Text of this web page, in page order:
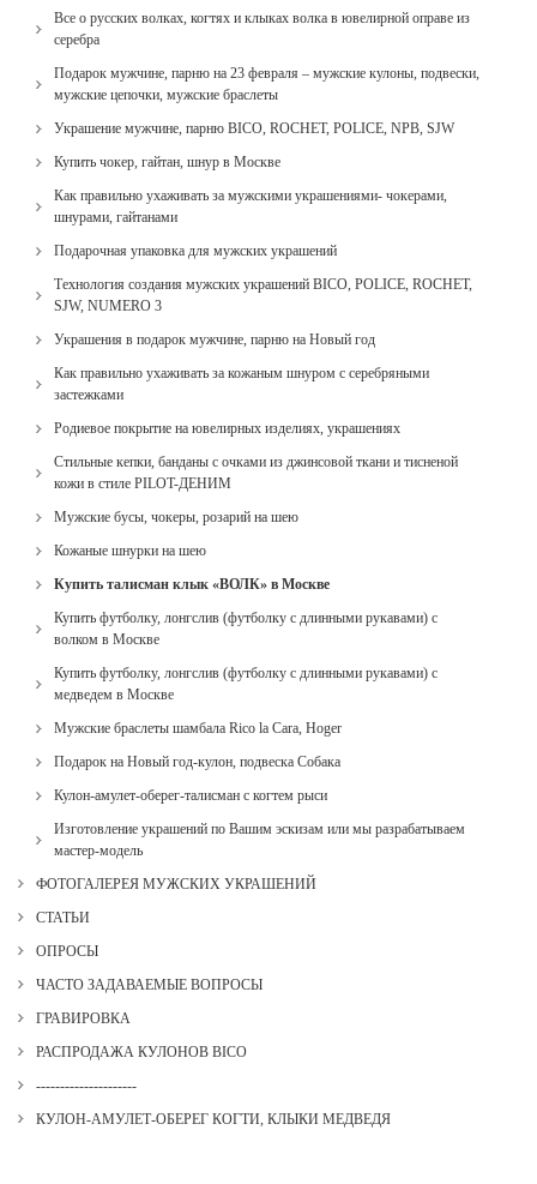
Все о русских волках, когтях и клыках волка в ювелирной оправе из
серебра
Подарок мужчине, парню на 23 февраля – мужские кулоны, подвески,
мужские цепочки, мужские браслеты
Украшение мужчине, парню BICO, ROCHET, POLICE, NPB, SJW
Купить чокер, гайтан, шнур в Москве
Как правильно ухаживать за мужскими украшениями- чокерами,
шнурами, гайтанами
Подарочная упаковка для мужских украшений
Технология создания мужских украшений BICO, POLICE, ROCHET,
SJW, NUMERO 3
Украшения в подарок мужчине, парню на Новый год
Как правильно ухаживать за кожаным шнуром с серебряными
застежками
Родиевое покрытие на ювелирных изделиях, украшениях
Стильные кепки, банданы с очками из джинсовой ткани и тисненой
кожи в стиле PILOT-ДЕНИМ
Мужские бусы, чокеры, розарий на шею
Кожаные шнурки на шею
Купить талисман клык «ВОЛК» в Москве
Купить футболку, лонгслив (футболку с длинными рукавами) с
волком в Москве
Купить футболку, лонгслив (футболку с длинными рукавами) с
медведем в Москве
Мужские браслеты шамбала Rico la Cara, Hoger
Подарок на Новый год-кулон, подвеска Собака
Кулон-амулет-оберег-талисман с когтем рыси
Изготовление украшений по Вашим эскизам или мы разрабатываем
мастер-модель
ФОТОГАЛЕРЕЯ МУЖСКИХ УКРАШЕНИЙ
СТАТЬИ
ОПРОСЫ
ЧАСТО ЗАДАВАЕМЫЕ ВОПРОСЫ
ГРАВИРОВКА
РАСПРОДАЖА КУЛОНОВ BICO
---------------------
КУЛОН-АМУЛЕТ-ОБЕРЕГ КОГТИ, КЛЫКИ МЕДВЕДЯ